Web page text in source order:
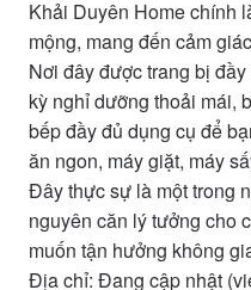
Khải Duyên Home chính
mộng, mang đến cảm
Nơi đây được trang bị
kỳ nghỉ dưỡng thoải mái,
bếp đầy đủ dụng cụ để
ăn ngon, máy giặt, máy
Đây thực sự là một trong
nguyên căn lý tưởng cho
muốn tận hưởng không
Địa chỉ: Đang cập nhật